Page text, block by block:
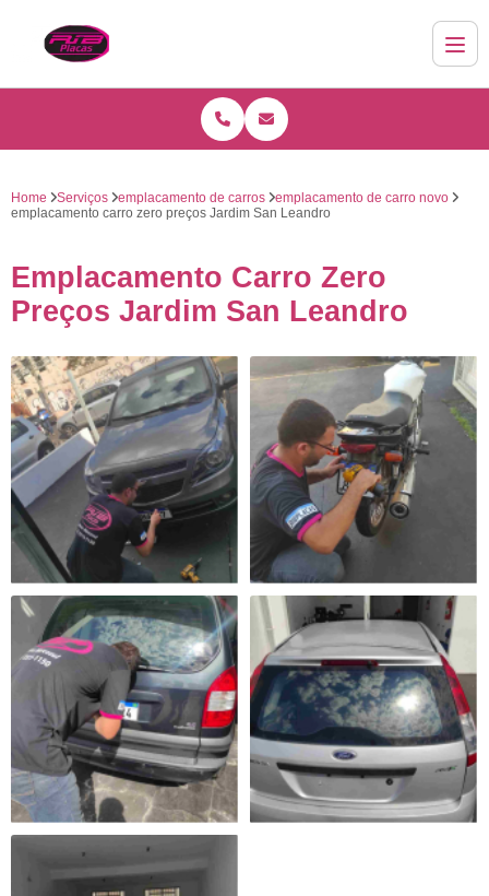
Home Serviços emplacamento de carros
emplacamento de carro novo
emplacamento carro zero preços Jardim San Leandro
Emplacamento Carro Zero
Preços Jardim San Leandro